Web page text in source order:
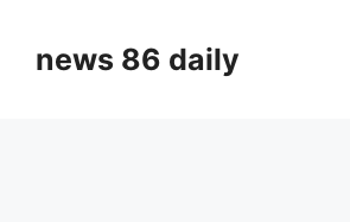
contentnews 86 daily